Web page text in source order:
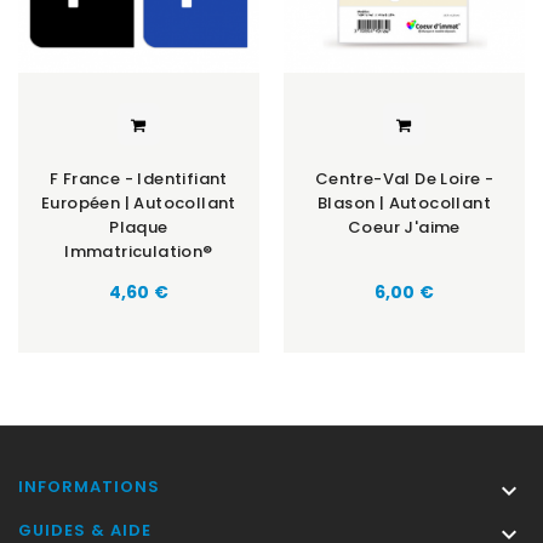
F France - Identifiant
Européen | Autocollant
Plaque
Immatriculation®
Prix
4,60 €
Centre-Val De Loire -
Blason | Autocollant
Coeur J'aime
Prix
6,00 €
INFORMATIONS 
GUIDES & AIDE 